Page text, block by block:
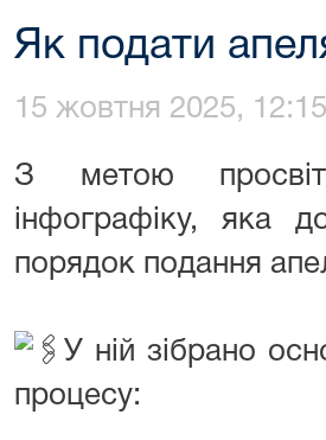
Як подати
15 жовтня 2025, 12:15
З метою
інфографіку, яка
порядок подання
У ній зібрано
процесу: